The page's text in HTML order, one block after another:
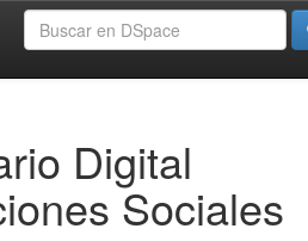
Digital
Sociales